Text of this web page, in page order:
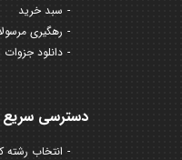
سبد خرید
رهگیری
دانلود جزوات
دسترسی سریع
انتخاب رشته